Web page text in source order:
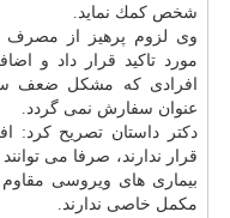
شخص كمك نماید.
وی لزوم پرهیز از مصرف
مورد تاكید قرار داد و
افرادی كه مشكل ضعف
عنوان سفارش نمی گردد.
دكتر داستان تصریح كرد:
قرار ندارند، صرفا می
بیماری های ویروسی
مكمل خاصی ندارند.